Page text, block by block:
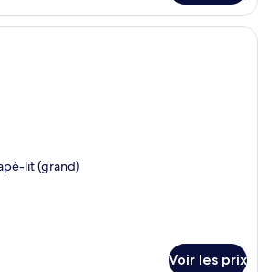
Un salon moderne avec un canapé
lit (grand)
Voir les prix